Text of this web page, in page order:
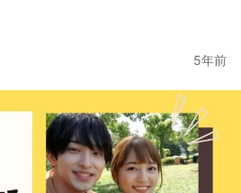
5年前